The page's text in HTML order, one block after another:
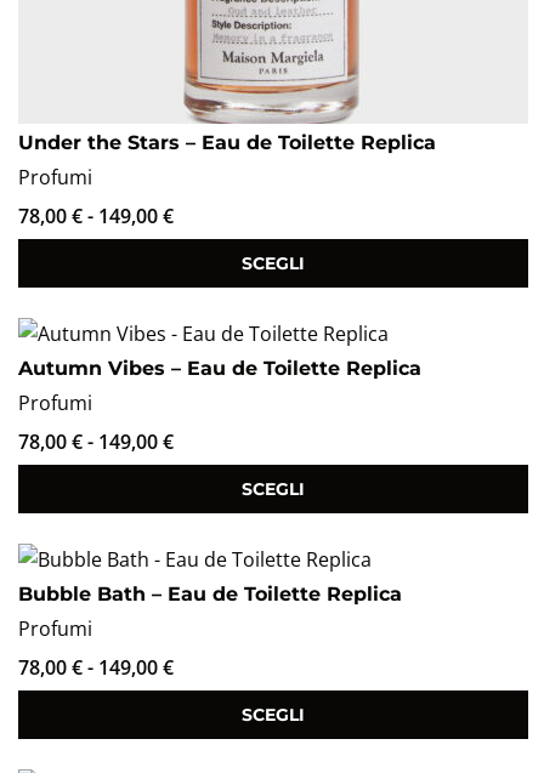
Under the Stars – Eau de Toilette Replica
Profumi
78,00€- 149,00€
SCEGLI
Autumn Vibes – Eau de Toilette Replica
Profumi
78,00€- 149,00€
SCEGLI
Bubble Bath – Eau de Toilette Replica
Profumi
78,00€- 149,00€
SCEGLI